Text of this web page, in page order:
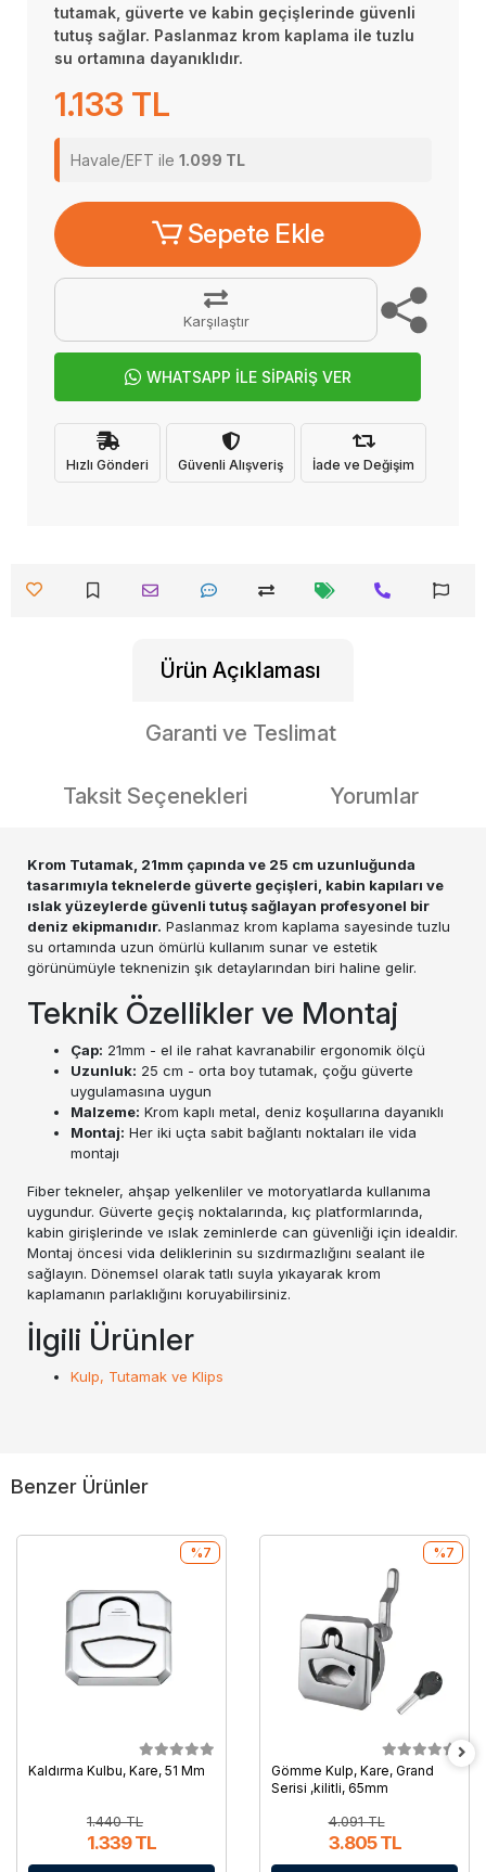
tutamak, güverte ve kabin geçişlerinde güvenli
tutuş sağlar. Paslanmaz krom kaplama ile tuzlu
su ortamına dayanıklıdır.
1.133 TL
Havale/EFT ile 1.099 TL
Sepete Ekle
Karşılaştır
WHATSAPP İLE SİPARİŞ VER
Hızlı Gönderi Güvenli Alışveriş İade ve Değişim
Ürün Açıklaması
Garanti ve Teslimat
Taksit Seçenekleri Yorumlar
Krom Tutamak, 21mm çapında ve 25 cm uzunluğunda
tasarımıyla teknelerde güverte geçişleri, kabin kapıları ve
ıslak yüzeylerde güvenli tutuş sağlayan profesyonel bir
deniz ekipmanıdır. Paslanmaz krom kaplama sayesinde tuzlu
su ortamında uzun ömürlü kullanım sunar ve estetik
görünümüyle teknenizin şık detaylarından biri haline gelir.
Teknik Özellikler ve Montaj
Çap: 21mm - el ile rahat kavranabilir ergonomik ölçü
Uzunluk: 25 cm - orta boy tutamak, çoğu güverte
uygulamasına uygun
Malzeme: Krom kaplı metal, deniz koşullarına dayanıklı
Montaj: Her iki uçta sabit bağlantı noktaları ile vida
montajı
Fiber tekneler, ahşap yelkenliler ve motoryatlarda kullanıma
uygundur. Güverte geçiş noktalarında, kıç platformlarında,
kabin girişlerinde ve ıslak zeminlerde can güvenliği için idealdir.
Montaj öncesi vida deliklerinin su sızdırmazlığını sealant ile
sağlayın. Dönemsel olarak tatlı suyla yıkayarak krom
kaplamanın parlaklığını koruyabilirsiniz.
İlgili Ürünler
Kulp, Tutamak ve Klips
Benzer Ürünler
Kaldırma Kulbu, Kare, 51 Mm
1.440 TL
1.339 TL
%7
Gömme Kulp, Kare, Grand
Serisi ,kilitli, 65mm
4.091 TL
3.805 TL
%7